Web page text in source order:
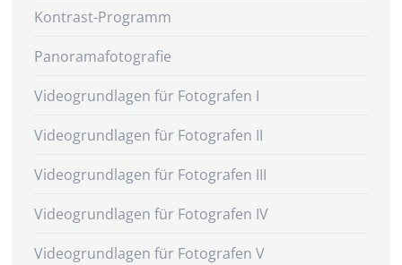
Kontrast-Programm
Panoramafotografie
Videogrundlagen für Fotografen I
Videogrundlagen für Fotografen II
Videogrundlagen für Fotografen III
Videogrundlagen für Fotografen IV
Videogrundlagen für Fotografen V